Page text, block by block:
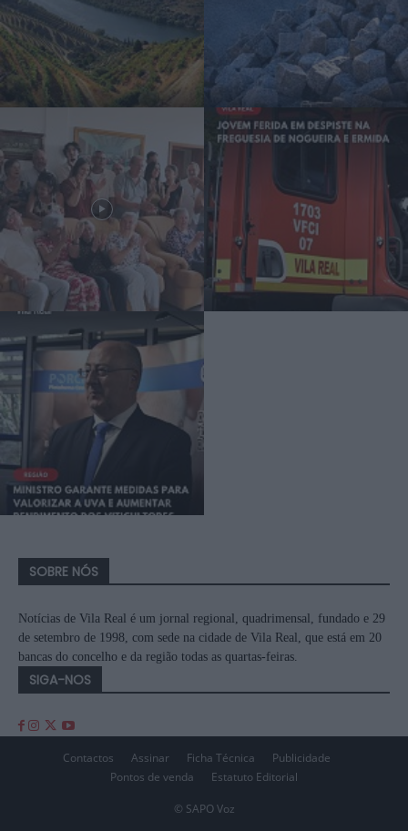
SOBRE NÓS
Notícias de Vila Real é um jornal regional, quadrimensal, fundado e 29
de setembro de 1998, com sede na cidade de Vila Real, que está em 20
bancas do concelho e da região todas as quartas-feiras.
SIGA-NOS
Contactos Assinar Ficha Técnica
Publicidade
Pontos de venda
Estatuto Editorial
© SAPO Voz